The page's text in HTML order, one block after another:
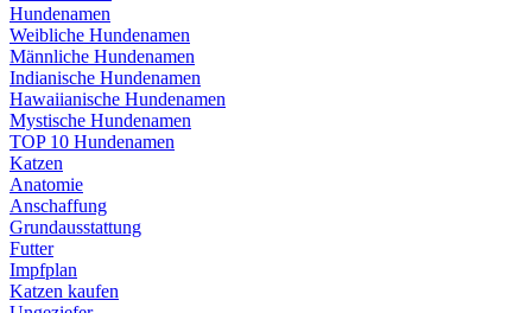
Hundenamen
Weibliche Hundenamen
Männliche Hundenamen
Indianische Hundenamen
Hawaiianische Hundenamen
Mystische Hundenamen
TOP 10 Hundenamen
Katzen
Anatomie
Anschaffung
Grundausstattung
Futter
Impfplan
Katzen kaufen